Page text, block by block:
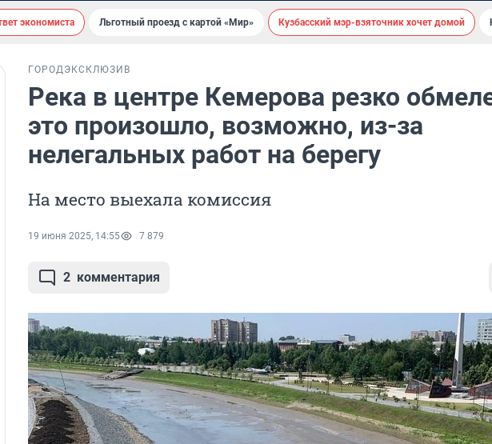
экономиста Льготный проезд с картой «Мир» Кузбасский мэр-взяточник хочет домой
ГОРОДЭКСКЛЮЗИВ
Река в центре Кемерова резко
это произошло, возможно, из-за
нелегальных работ на берегу
На место выехала комиссия
19 июня 2025, 14:55 7 879
2 комментария